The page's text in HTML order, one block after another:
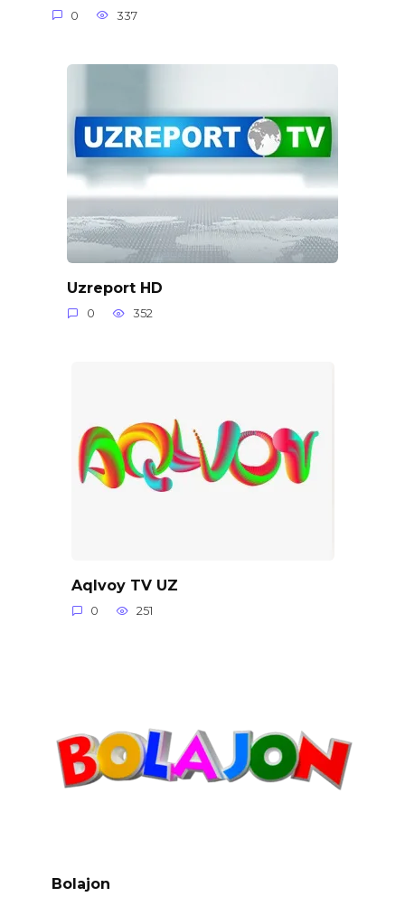
0 337
Uzreport HD
0 352
Aqlvoy TV UZ
0 251
Bolajon